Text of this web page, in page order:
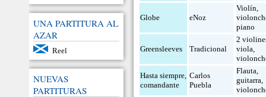
UNA PARTITURA AL
AZAR
Reel
NUEVAS
PARTITURAS
Globe eNoz
Violín,
piano
Greensleeves Tradicional
2
viola,
Hasta siempre,
comandante
Carlos
Puebla
Flauta,
guitarra,